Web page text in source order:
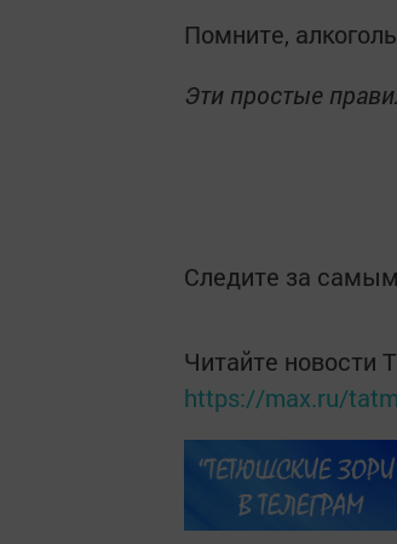
Помните,
Эти простые
Следите за
Читайте новости
https://max.ru/